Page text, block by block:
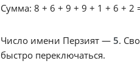
Сумма: 8 + 6 + 9 + 9 + 1 + 6 + 2
Число имени Перзият — 5.
быстро переключаться.